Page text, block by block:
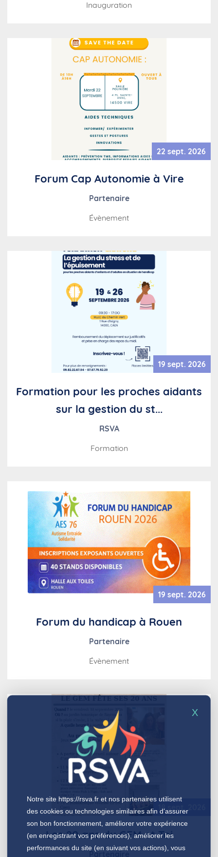
Inauguration
22 sept. 2026
Forum Cap Autonomie à Vire
Partenaire
Évènement
19 sept. 2026
Formation pour les proches aidants
sur la gestion du st...
RSVA
Formation
19 sept. 2026
Forum du handicap à Rouen
Partenaire
Évènement
18 sept. 2026
Les 20 ans du GEM et Toi
Partenaire
X
Notre site https://rsva.fret nos partenaires utilisent
des cookies ou technologies similaires afin d’assurer
son bon fonctionnement, améliorer votre expérience
(en enregistrant vos préférences), améliorer les
performances du site (en suivant vos actions), vous